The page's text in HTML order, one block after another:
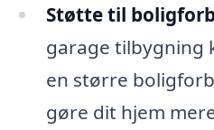
Støtte til
garage tilbygning
en større
gøre dit hjem